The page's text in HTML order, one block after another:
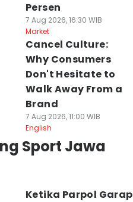
Persen
7 Aug 2026, 16:30 WIB
Market
Cancel Culture:
Why Consumers
Don't Hesitate to
Walk Away From a
Brand
7 Aug 2026, 11:00 WIB
English
Sport Jawa
Ketika Parpol Garap